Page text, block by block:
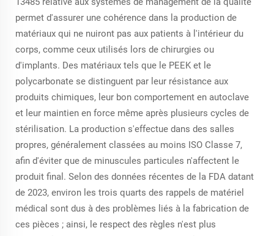
permet d'assurer une cohérence dans la production de
matériaux qui ne nuiront pas aux patients à l'intérieur du
corps, comme ceux utilisés lors de chirurgies ou
d'implants. Des matériaux tels que le PEEK et le
polycarbonate se distinguent par leur résistance aux
produits chimiques, leur bon comportement en autoclave
et leur maintien en force même après plusieurs cycles de
stérilisation. La production s'effectue dans des salles
propres, généralement classées au moins ISO Classe 7,
afin d'éviter que de minuscules particules n'affectent le
produit final. Selon des données récentes de la FDA datant
de 2023, environ les trois quarts des rappels de matériel
médical sont dus à des problèmes liés à la fabrication de
ces pièces ; ainsi, le respect des règles n'est plus